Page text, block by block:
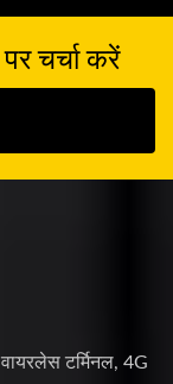
चर्चा करें
टर्मिनल, 4G